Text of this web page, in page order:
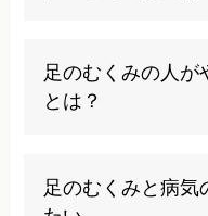
ますが、慢性化し
切な治療が必要で
足のむくみの人が
とは？
着用、過度な水分
は血液循環を悪化
足のむくみと病気